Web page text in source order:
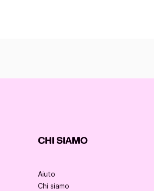
CHI SIAMO
Aiuto
Chi siamo